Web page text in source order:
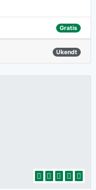
Gratis
Ukendt